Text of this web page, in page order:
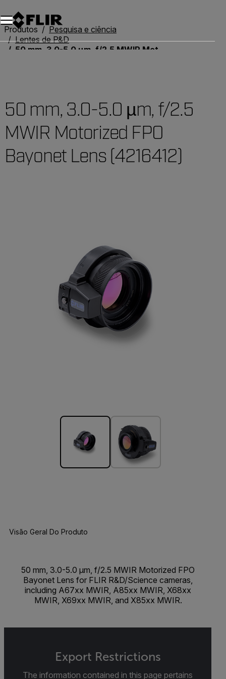
Produtos
Pesquisa e ciência
Lentes de P&D
50 mm, 3.0-5.0 µm, f/2.5 MWIR Motorized FPO Bayonet Lens (4216412)
50 mm, 3.0-5.0 µm, f/2.5
MWIR Motorized FPO
Bayonet Lens (4216412)
Visão Geral Do Produto
50 mm, 3.0-5.0 µm, f/2.5 MWIR Motorized FPO
Bayonet Lens for FLIR R&D/Science cameras,
including A67xx MWIR, A85xx MWIR, X68xx
MWIR, X69xx MWIR, and X85xx MWIR.
Export Restrictions
The information contained in this page pertains